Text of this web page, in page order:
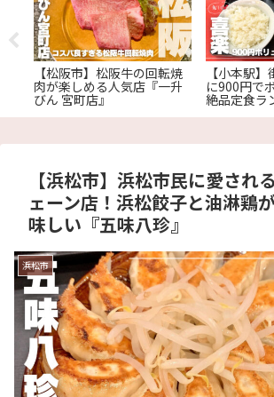
【松阪市】松阪牛の回転焼
肉が楽しめる人気店『一升
びん 宮町店』
【小本駅
に900円で
絶品定食ラ
【浜松市】浜松市民に愛され
ェーン店！浜松餃子と油淋鶏
味しい『五味八珍』
浜松市